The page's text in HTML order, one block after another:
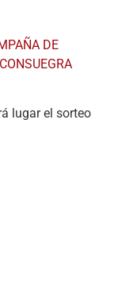
DE
lugar el sorteo